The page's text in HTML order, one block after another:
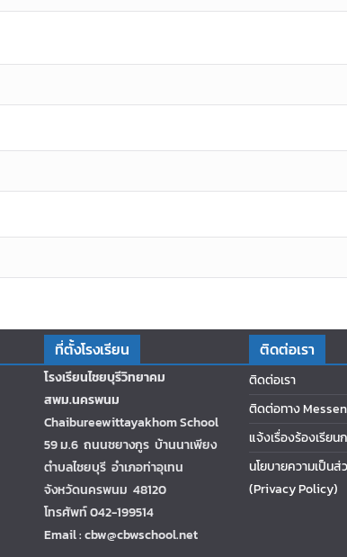
ที่ตั้งโรงเรียน
โรงเรียนไชยบุรีวิทยาคม
สพม.นครพนม
Chaibureewittayakhom School
59 ม.6 ถนนชยางกูร บ้านนาเพียง
ตำบลไชยบุรี อำเภอท่าอุเทน
จังหวัดนครพนม 48120
โทรศัพท์ 042-199514
Email : cbw@cbwschool.net
ติดต่อเรา
ติดต่อเรา
ติดต่อทาง
แจ้งเรื่องร้องเรียน
นโยบายความเป็น
(Privacy Policy)